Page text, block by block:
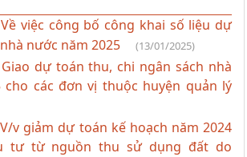
Về việc công bố công khai số liệu dự
nước năm 2025
(13/01/2025)
Giao dự toán thu, chi ngân sách nhà
cho các đơn vị thuộc huyện quản lý
v giảm dự toán kế hoạch năm 2024
tư từ nguồn thu sử dụng đất do